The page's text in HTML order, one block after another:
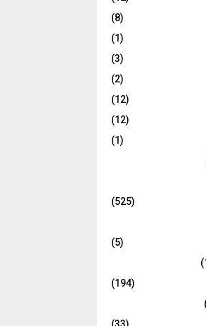
(8)
(1)
(3)
(2)
(12)
(12)
(1)
(525)
(5)
(194)